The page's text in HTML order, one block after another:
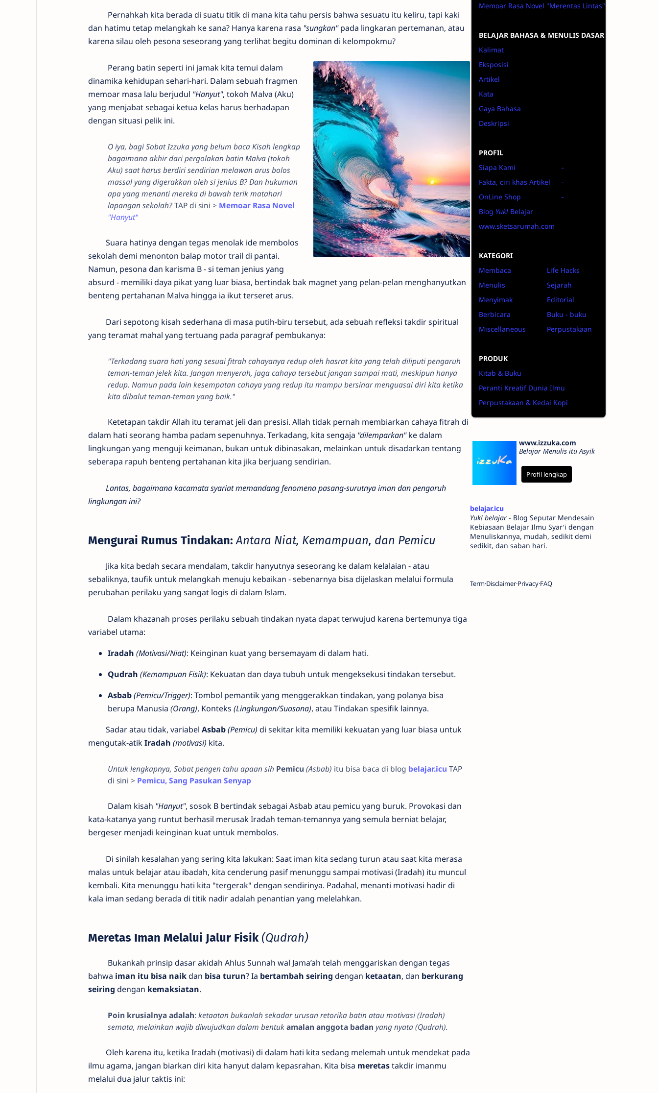
​ Pernahkah kita berada di suatu titik di mana kita tahu persis bahwa sesuatu itu keliru, tapi kaki
dan hatimu tetap melangkah ke sana? Hanya karena rasa "sungkan"pada lingkaran pertemanan, atau
karena silau oleh pesona seseorang yang terlihat begitu dominan di kelompokmu?
Perang batin seperti ini jamak kita temui dalam
dinamika kehidupan sehari-hari. Dalam sebuah fragmen
memoar masa lalu berjudul "Hanyut", tokoh Malva (Aku)
yang menjabat sebagai ketua kelas harus berhadapan
dengan situasi pelik ini.
O iya, ​bagi Sobat Izzuka yang belum baca Kisah lengkap
bagaimana akhir dari pergolakan batin Malva (tokoh
Aku) saat harus berdiri sendirian melawan arus bolos
massal yang digerakkan oleh si jenius B? Dan hukuman
apa yang menanti mereka di bawah terik matahari
lapangan sekolah?TAP di sini > Memoar Rasa Novel
"Hanyut"
Suara hatinya dengan tegas menolak ide membolos
sekolah demi menonton balap motor trail di pantai.
Namun, pesona dan karisma B - si teman jenius yang
absurd - memiliki daya pikat yang luar biasa, bertindak bak magnet yang pelan-pelan menghanyutkan
benteng pertahanan Malva hingga ia ikut terseret arus.
​ Dari sepotong kisah sederhana di masa putih-biru tersebut, ada sebuah refleksi takdir spiritual
yang teramat mahal yang tertuang pada paragraf pembukanya:
​"Terkadang suara hati yang sesuai fitrah cahayanya redup oleh hasrat kita yang telah diliputi pengaruh
teman-teman jelek kita. Jangan menyerah, jaga cahaya tersebut jangan sampai mati, meskipun hanya
redup. Namun pada lain kesempatan cahaya yang redup itu mampu bersinar menguasai diri kita ketika
kita dibalut teman-teman yang baik."
​Ketetapan takdir Allah itu teramat jeli dan presisi. Allah tidak pernah membiarkan cahaya fitrah di
dalam hati seorang hamba padam sepenuhnya. Terkadang, kita sengaja "dilemparkan"ke dalam
lingkungan yang menguji keimanan, bukan untuk dibinasakan, melainkan untuk disadarkan tentang
seberapa rapuh benteng pertahanan kita jika berjuang sendirian.
Lantas, bagaimana kacamata syariat memandang fenomena pasang-surutnya iman dan pengaruh
lingkungan ini?
Mengurai Rumus Tindakan: Antara Niat, Kemampuan, dan Pemicu
​Jika kita bedah secara mendalam, takdir hanyutnya seseorang ke dalam kelalaian - atau
sebaliknya, taufik untuk melangkah menuju kebaikan - sebenarnya bisa dijelaskan melalui formula
perubahan perilaku yang sangat logis di dalam Islam.
​Dalam khazanah proses perilaku sebuah tindakan nyata dapat terwujud karena bertemunya tiga
variabel utama:
​Iradah (Motivasi/Niat): Keinginan kuat yang bersemayam di dalam hati.
​Qudrah (Kemampuan Fisik): Kekuatan dan daya tubuh untuk mengeksekusi tindakan tersebut.
Asbab (Pemicu/Trigger): Tombol pemantik yang menggerakkan tindakan, yang polanya bisa
berupa Manusia (Orang), Konteks (Lingkungan/Suasana), atau Tindakan spesifik lainnya.
​ Sadar atau tidak, variabel Asbab (Pemicu) di sekitar kita memiliki kekuatan yang luar biasa untuk
mengutak-atikIradah (motivasi) kita.
Untuk lengkapnya, Sobat pengen tahu apaan sih Pemicu (Asbab) itu bisa baca di blog belajar.icu TAP
di sini > Pemicu, Sang Pasukan Senyap
Dalam kisah "Hanyut", sosok B bertindak sebagai Asbab atau pemicu yang buruk. Provokasi dan
kata-katanya yang runtut berhasil merusak Iradah teman-temannya yang semula berniat belajar,
bergeser menjadi keinginan kuat untuk membolos.
​ Di sinilah kesalahan yang sering kita lakukan: Saat iman kita sedang turun atau saat kita merasa
malas untuk belajar atau ibadah, kita cenderung pasif menunggu sampai motivasi (Iradah) itu muncul
kembali. Kita menunggu hati kita "tergerak" dengan sendirinya. Padahal, menanti motivasi hadir di
kala iman sedang berada di titik nadir adalah penantian yang melelahkan.
​Meretas Iman Melalui Jalur Fisik (Qudrah)
​ Bukankah prinsip dasar akidah Ahlus Sunnah wal Jama’ah telah menggariskan dengan tegas
bahwa iman itu bisa naikdan bisa turun? Ia bertambah seiring dengan ketaatan, dan berkurang
seiring dengan kemaksiatan.
Poin krusialnya adalah: ketaatan bukanlah sekadar urusan retorika batin atau motivasi (Iradah)
semata, melainkan wajib diwujudkan dalam bentukamalan anggota badan yang nyata (Qudrah).
​Oleh karena itu, ketika Iradah (motivasi) di dalam hati kita sedang melemah untuk mendekat pada
ilmu agama, jangan biarkan diri kita hanyut dalam kepasrahan. Kita bisa meretastakdir imanmu
melalui dua jalur taktis ini:
Memoar Rasa Novel "Merentas Lintas"
BELAJAR BAHASA & MENULIS DASAR
Kalimat
Eksposisi
Artikel
Kata
Gaya Bahasa
Deskripsi
PROFIL
Siapa Kami
Fakta, ciri khas Artikel
OnLine Shop
Blog Yuk! Belajar
www.sketsarumah.com
-
-
-
KATEGORI
Membaca
Menulis
Menyimak
Berbicara
Miscellaneous
Life Hacks
Sejarah
Editorial
Buku - buku
Perpustakaan
PRODUK
Kitab & Buku
Peranti Kreatif Dunia Ilmu
Perpustakaan & Kedai Kopi
www.izzuka.com
Belajar Menulis itu Asyik
Profil lengkap
belajar.icu
Yuk! belajar- Blog Seputar Mendesain
Kebiasaan Belajar Ilmu Syar'i dengan
Menuliskannya, mudah, sedikit demi
sedikit, dan saban hari.
TermDisclaimerPrivacyFAQ